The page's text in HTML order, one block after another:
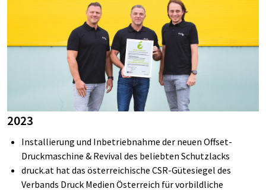
2023
Installierung und Inbetriebnahme der neuen Offset-
Druckmaschine & Revival des beliebten Schutzlacks
druck.at hat das österreichische CSR-Gütesiegel des
Verbands Druck Medien Österreich für vorbildliche